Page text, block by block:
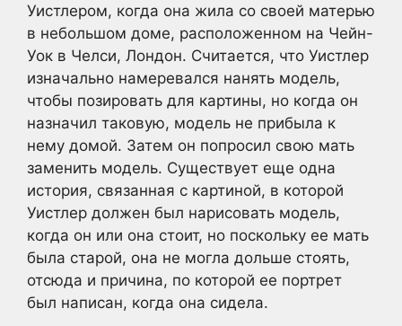
Уистлером, когда она жила со своей матерью
в небольшом доме, расположенном на Чейн-
Уок в Челси, Лондон. Считается, что Уистлер
изначально намеревался нанять модель,
чтобы позировать для картины, но когда он
назначил таковую, модель не прибыла к
нему домой. Затем он попросил свою мать
заменить модель. Существует еще одна
история, связанная с картиной, в которой
Уистлер должен был нарисовать модель,
когда он или она стоит, но поскольку ее мать
была старой, она не могла дольше стоять,
отсюда и причина, по которой ее портрет
был написан, когда она сидела.